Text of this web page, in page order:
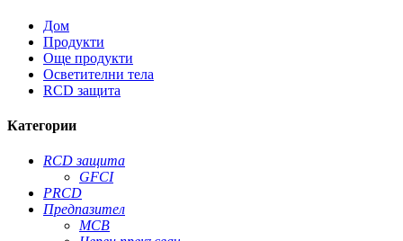
Дом
Продукти
Още продукти
Осветителни тела
RCD защита
Категории
RCD защита
GFCI
PRCD
Предпазител
MCB